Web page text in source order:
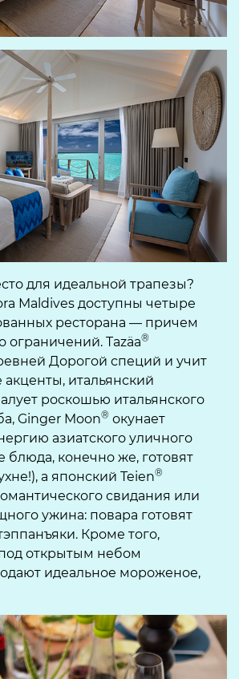
для идеальной трапезы?
Maldives доступны четыре
ресторана — причем
ограничений. Tazäa®
Дорогой специй и учит
акценты, итальянский
роскошью итальянского
Ginger Moon® окунает
азиатского уличного
блюда, конечно же, готовят
а японский Teien®
свидания или
ужина: повара готовят
Кроме того,
открытым небом
идеальное мороженое,